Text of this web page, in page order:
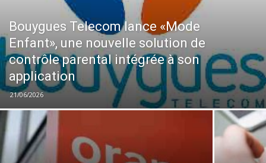
Bouygues Telecom lance «Mode
Enfant», une nouvelle solution de
contrôle parental intégrée à son
application
21/06/2026